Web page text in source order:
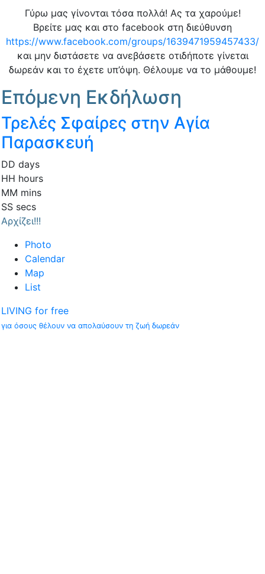
Γύρω μας γίνονται τόσα πολλά! Ας τα χαρούμε!
Βρείτε μας και στο facebook στη διεύθυνση
https://www.facebook.com/groups/1639471959457433/
και μην διστάσετε να ανεβάσετε οτιδήποτε γίνεται
δωρεάν και το έχετε υπ’όψη. Θέλουμε να το μάθουμε!
Επόμενη Εκδήλωση
Τρελές Σφαίρες στην Αγία
Παρασκευή
DD days
HH hours
MM mins
SS secs
Αρχίζει!!!
Photo
Calendar
Map
List
LIVING for free
για όσους θέλουν να απολαύσουν τη ζωή δωρεάν